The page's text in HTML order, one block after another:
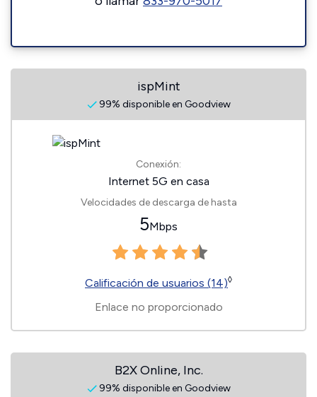
ispMint
99% disponible en Goodview
Conexión:
Internet 5G en casa
Velocidades de descarga de hasta
5Mbps
Calificación de usuarios (14)◊
Enlace no proporcionado
B2X Online, Inc.
99% disponible en Goodview